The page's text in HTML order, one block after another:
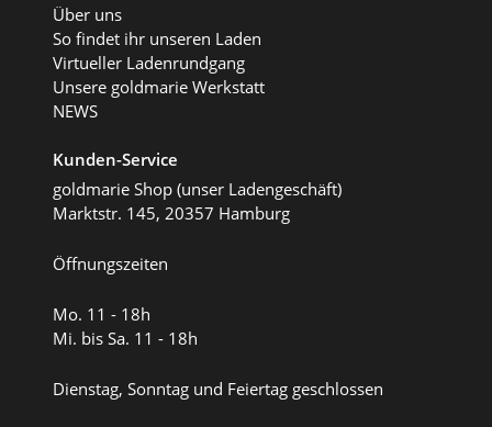
Über uns
So findet ihr unseren Laden
Virtueller Ladenrundgang
Unsere goldmarie Werkstatt
NEWS
Kunden-Service
goldmarie Shop (unser Ladengeschäft)
Marktstr. 145, 20357 Hamburg
Öffnungszeiten
Mo. 11 - 18h
Mi. bis Sa. 11 - 18h
Dienstag, Sonntag und Feiertag geschlossen